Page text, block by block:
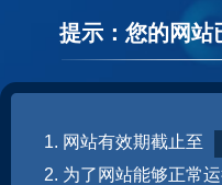
提示：您的网站
1. 网站有效期截止至
2. 为了网站能够正常